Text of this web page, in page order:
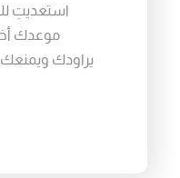
استعديتِ
موعدك
يراودك ويمنعك